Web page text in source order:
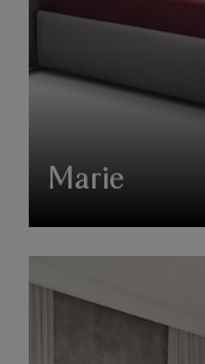
Marie